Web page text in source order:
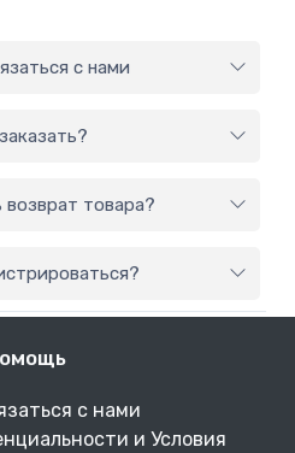
с нами
возврат товара?
с нами
и Условия